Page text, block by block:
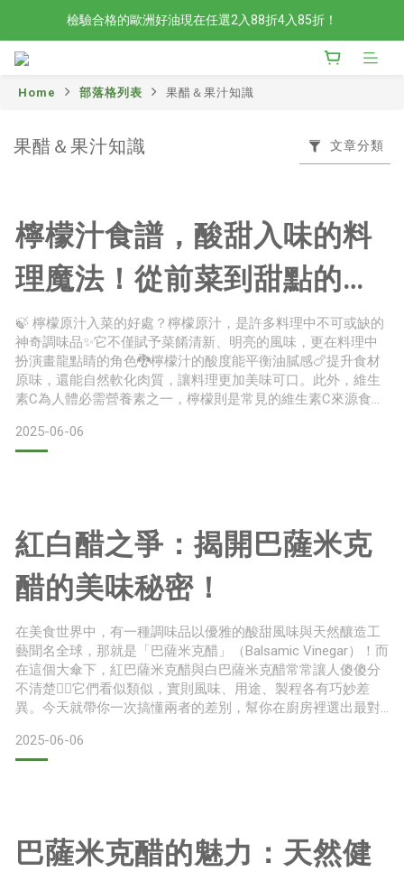
檢驗合格的歐洲好油現在任選2入88折4入85折！
檢驗合格的歐洲好油現在任選2入88折4入85折！
現在官網滿額贈日本有機柚子和風醬！滿越多送越多
新會員限定📣現在加入官網會員立刻享有120元購物金！
檢驗合格的歐洲好油現在任選2入88折4入85折！
Home 部落格列表 果醋＆果汁知識
果醋＆果汁知識 文章分類
檸檬汁食譜，酸甜入味的料
理魔法！從前菜到甜點的清
爽饗宴
🍃 檸檬原汁入菜的好處？檸檬原汁，是許多料理中不可或缺的
神奇調味品✨它不僅賦予菜餚清新、明亮的風味，更在料理中
扮演畫龍點睛的角色🐉檸檬汁的酸度能平衡油膩感🍗提升食材
原味，還能自然軟化肉質，讓料理更加美味可口。此外，維生
素C為人體必需營養素之一，檸檬則是常見的維生素C來源食
味品，選擇天然的檸檬原汁，不僅對身體更友善，也為日常料
理增添一抹自然酸香🌿無論是涼拌沙拉、海鮮燒烤、湯品或甜
2025-06-06
紅白醋之爭：揭開巴薩米克
醋的美味秘密！
在美食世界中，有一種調味品以優雅的酸甜風味與天然釀造工
藝聞名全球，那就是「巴薩米克醋」（Balsamic Vinegar）！而
在這個大傘下，紅巴薩米克醋與白巴薩米克醋常常讓人傻傻分
不清楚😵‍💫它們看似類似，實則風味、用途、製程各有巧妙差
異。今天就帶你一次搞懂兩者的差別，幫你在廚房裡選出最對
統巴薩米克醋），來自義大利摩德納地區，擁有數百年歷史。
它是用新鮮壓榨的葡萄汁（主要是紅葡萄），經過長時間發
2025-06-06
巴薩米克醋的魅力：天然健